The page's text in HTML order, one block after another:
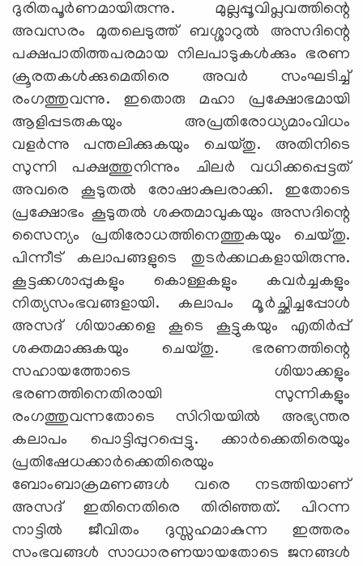
ദുരിതപൂര്‍ണമായിരുന്നു. മുല്ലപ്പൂവിപ്ലവത്തിന്റെ
അവസരം മുതലെടുത്ത് ബശ്ശാറുല്‍ അസദിന്റെ
പക്ഷപാതിത്തപരമായ നിലപാടുകള്‍ക്കും ഭരണ
ക്രൂരതകള്‍ക്കുമെതിരെ അവര്‍ സംഘടിച്ച്
രംഗത്തുവന്നു. ഇതൊരു മഹാ പ്രക്ഷോഭമായി
ആളിപ്പടരുകയും അപ്രതിരോധ്യമാംവിധം
വളര്‍ന്നു പന്തലിക്കുകയും ചെയ്തു. അതിനിടെ
സുന്നി പക്ഷത്തുനിന്നും ചിലര്‍ വധിക്കപ്പെട്ടത്
അവരെ കൂടുതല്‍ രോഷാകുലരാക്കി. ഇതോടെ
പ്രക്ഷോഭം കൂടുതല്‍ ശക്തമാവുകയും അസദിന്റെ
സൈന്യം പ്രതിരോധത്തിനെത്തുകയും ചെയ്തു.
പിന്നീട് കലാപങ്ങളുടെ തുടര്‍ക്കഥകളായിരുന്നു.
കൂട്ടക്കശാപ്പുകളും കൊള്ളകളും കവര്‍ച്ചകളും
നിത്യസംഭവങ്ങളായി. കലാപം മൂര്‍ച്ഛിച്ചപ്പോള്‍
അസദ് ശിയാക്കളെ കൂടെ കൂട്ടുകയും എതിര്‍പ്പ്
ശക്തമാക്കുകയും ചെയ്തു. ഭരണത്തിന്റെ
സഹായത്തോടെ ശിയാക്കളും
ഭരണത്തിനെതിരായി സുന്നികളും
രംഗത്തുവന്നതോടെ സിറിയയില്‍ അഭ്യന്തര
കലാപം പൊട്ടിപ്പുറപ്പെട്ടു. ക്കാര്‍ക്കെതിരെയും
പ്രതിഷേധക്കാര്‍ക്കെതിരെയും
ബോംബാക്രമണങ്ങള്‍ വരെ നടത്തിയാണ്
അസദ് ഇതിനെതിരെ തിരിഞ്ഞത്. പിറന്ന
നാട്ടില്‍ ജീവിതം ദുസ്സഹമാകുന്ന ഇത്തരം
സംഭവങ്ങള്‍ സാധാരണയായതോടെ ജനങ്ങള്‍